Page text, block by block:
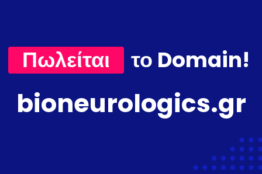
Πωλείται το Domain!
bioneurologics.gr